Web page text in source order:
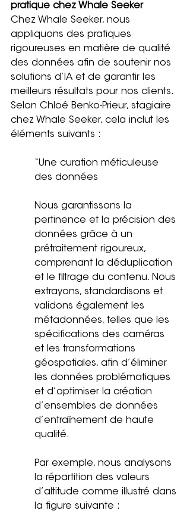
pratique chez Whale Seeker
Chez Whale Seeker, nous
appliquons des pratiques
rigoureuses en matière de qualité
des données afin de soutenir nos
solutions d’IA et de garantir les
meilleurs résultats pour nos clients.
Selon Chloé Benko-Prieur, stagiaire
chez Whale Seeker, cela inclut les
éléments suivants :
“Une curation méticuleuse
des données
Nous garantissons la
pertinence et la précision des
données grâce à un
prétraitement rigoureux,
comprenant la déduplication
et le filtrage du contenu. Nous
extrayons, standardisons et
validons également les
métadonnées, telles que les
spécifications des caméras
et les transformations
géospatiales, afin d’éliminer
les données problématiques
et d’optimiser la création
d’ensembles de données
d’entraînement de haute
qualité.
Par exemple, nous analysons
la répartition des valeurs
d’altitude comme illustré dans
la figure suivante :